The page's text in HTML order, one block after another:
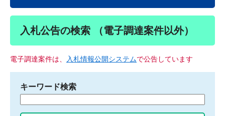
入札公告の検索 （電子調達案件以外）
電子調達案件は、 入札情報公開システムで公告しています
キーワード検索